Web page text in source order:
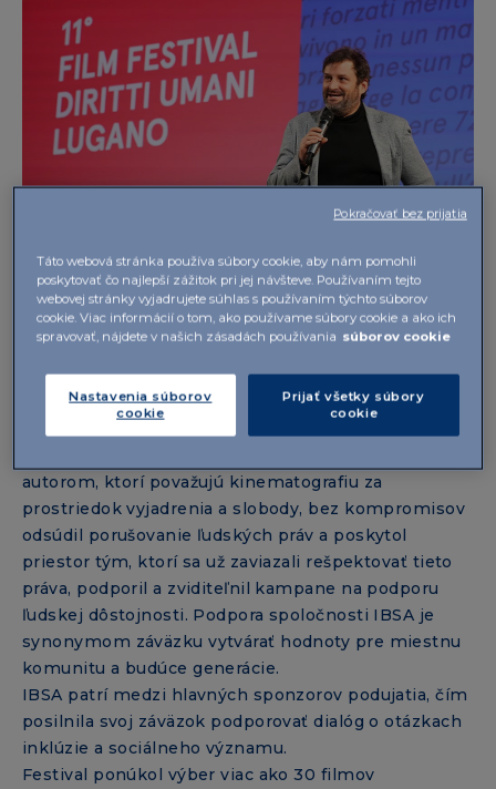
Festival kladie tému ľudských práv do popredia
autorom, ktorí považujú kinematografiu za
prostriedok vyjadrenia a slobody, bez kompromisov
odsúdil porušovanie ľudských práv a poskytol
priestor tým, ktorí sa už zaviazali rešpektovať tieto
práva, podporil a zviditeľnil kampane na podporu
ľudskej dôstojnosti. Podpora spoločnosti IBSA je
synonymom záväzku vytvárať hodnoty pre miestnu
komunitu a budúce generácie.
IBSA patrí medzi hlavných sponzorov podujatia, čím
posilnila svoj záväzok podporovať dialóg o otázkach
inklúzie a sociálneho významu.
Festival ponúkol výber viac ako 30 filmov
Táto webová stránka používa súbory cookie, aby nám pomohli
poskytovať čo najlepší zážitok pri jej návšteve. Používaním tejto
webovej stránky vyjadrujete súhlas s používaním týchto súborov
cookie. Viac informácií o tom, ako používame súbory cookie a ako ich
spravovať, nájdete v našich zásadách používania súborov cookie
Nastavenia súborov
cookie
Prijať všetky súbory
cookie
Pokračovať bez prijatia